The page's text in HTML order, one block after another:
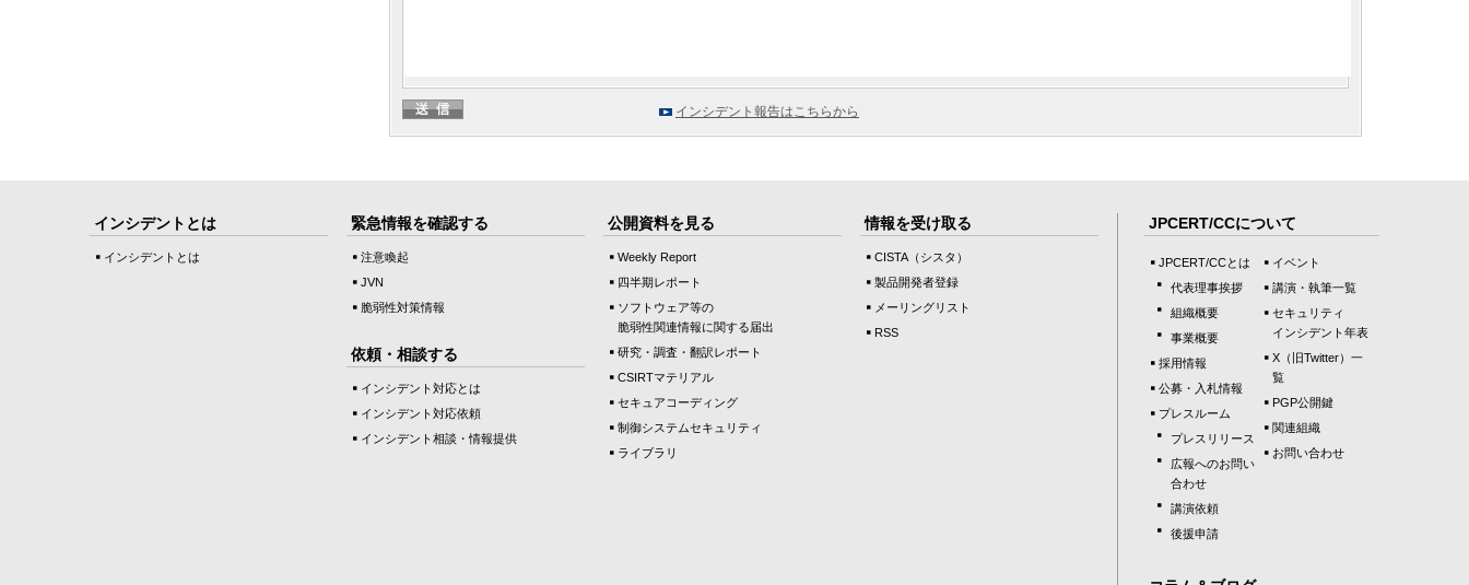
インシデント報告はこちらから
JPCERT/CCについて
JPCERT/CCとは
代表理事挨拶
組織概要
事業概要
採用情報
公募・入札情報
プレスルーム
プレスリリース
広報へのお問い
合わせ
講演依頼
後援申請
イベント
講演・執筆一覧
セキュリティ
インシデント年表
X（旧Twitter）一
覧
PGP公開鍵
関連組織
お問い合わせ
インシデントとは
インシデントとは
緊急情報を確認する
注意喚起
JVN
脆弱性対策情報
依頼・相談する
インシデント対応とは
インシデント対応依頼
インシデント相談・情報提供
公開資料を見る
Weekly Report
四半期レポート
ソフトウェア等の
脆弱性関連情報に関する届出
研究・調査・翻訳レポート
CSIRTマテリアル
セキュアコーディング
制御システムセキュリティ
ライブラリ
情報を受け取る
CISTA（シスタ）
製品開発者登録
メーリングリスト
RSS